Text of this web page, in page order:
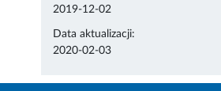
2019-12-02
Data aktualizacji:
2020-02-03